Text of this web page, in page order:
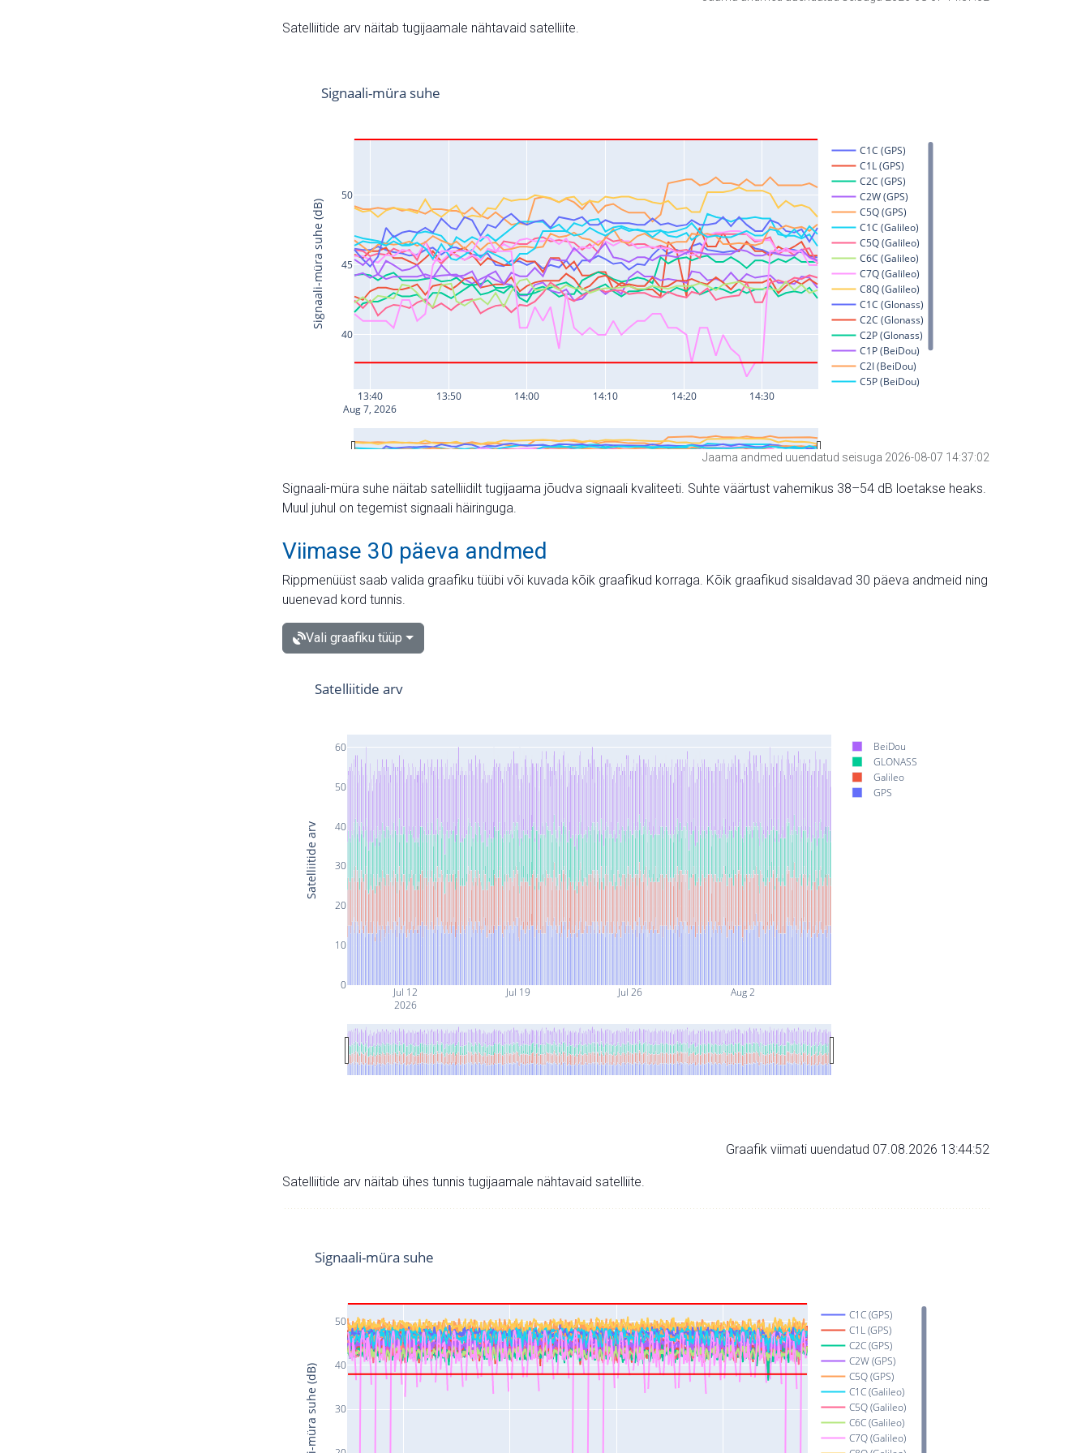
Satelliitide arv näitab tugijaamale nähtavaid satelliite.
Jaama andmed uuendatud seisuga 2026-08-07 14:37:02
Signaali-müra suhe näitab satelliidilt tugijaama jõudva signaali kvaliteeti. Suhte väärtust vahemikus 38–54 dB loetakse heaks.
Muul juhul on tegemist signaali häiringuga.
Viimase 30 päeva andmed
Rippmenüüst saab valida graafiku tüübi või kuvada kõik graafikud korraga. Kõik graafikud sisaldavad 30 päeva andmeid ning
uuenevad kord tunnis.
Vali graafiku tüüp
Jul 12
2026
Jul 19 Jul 26 Aug 2
0
10
20
30
40
50
60
BeiDou
GLONASS
Galileo
GPS
Satelliitide arv
Satelliitide arv
Graafik viimati uuendatud 07.08.2026 13:44:52
Satelliitide arv näitab ühes tunnis tugijaamale nähtavaid satelliite.
30
40
50
C1C (GPS)
C1L (GPS)
C2C (GPS)
C2W (GPS)
C5Q (GPS)
C1C (Galileo)
C5Q (Galileo)
C6C (Galileo)
C7Q (Galileo)
Signaali-müra suhe